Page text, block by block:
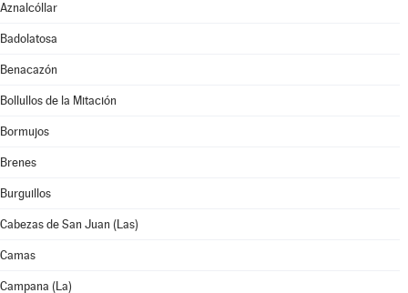
Aznalcóllar
Badolatosa
Benacazón
Bollullos de la Mitación
Bormujos
Brenes
Burguillos
Cabezas de San Juan (Las)
Camas
Campana (La)